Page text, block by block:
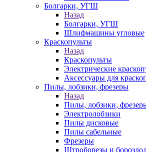
Болгарки, УГШ
Назад
Болгарки, УГШ
Шлифмашины угловые
Краскопульты
Назад
Краскопульты
Электрические
Аксессуары для
Пилы, лобзики, фрезеры
Назад
Пилы, лобзики,
Электролобзики
Пилы дисковые
Пилы сабельные
Фрезеры
Штроборезы и